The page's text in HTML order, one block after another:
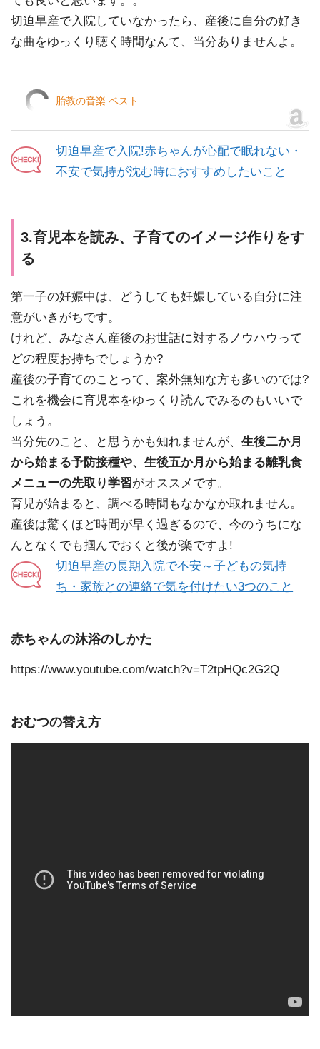
切迫早産で入院していなかったら、産後に自分の好き
な曲をゆっくり聴く時間なんて、当分ありませんよ。
胎教の音楽 ベスト
切迫早産で入院!赤ちゃんが心配で眠れない・
不安で気持が沈む時におすすめしたいこと
3.育児本を読み、子育てのイメージ作りをす
る
第一子の妊娠中は、どうしても妊娠している自分に注
意がいきがちです。
けれど、みなさん産後のお世話に対するノウハウって
どの程度お持ちでしょうか?
産後の子育てのことって、案外無知な方も多いのでは?
これを機会に育児本をゆっくり読んでみるのもいいで
しょう。
当分先のこと、と思うかも知れませんが、 生後二か月
から始まる予防接種や、生後五か月から始まる離乳食
メニューの先取り学習がオススメです。
育児が始まると、調べる時間もなかなか取れません。
産後は驚くほど時間が早く過ぎるので、今のうちにな
んとなくでも掴んでおくと後が楽ですよ!
切迫早産の長期入院で不安～子どもの気持
ち・家族との連絡で気を付けたい3つのこと
赤ちゃんの沐浴のしかた
https://www.youtube.com/watch?v=T2tpHQc2G2Q
おむつの替え方